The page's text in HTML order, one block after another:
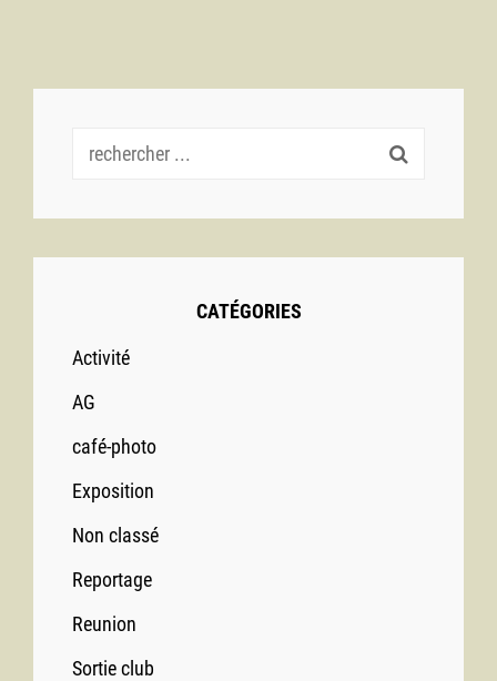
Recherche
CATÉGORIES
Activité
AG
café-photo
Exposition
Non classé
Reportage
Reunion
Sortie club